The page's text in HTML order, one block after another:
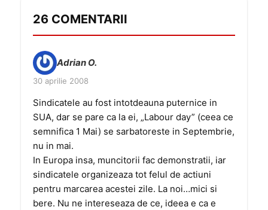
26 COMENTARII
Adrian O.
30 aprilie 2008
Sindicatele au fost intotdeauna puternice in
SUA, dar se pare ca la ei, „Labour day” (ceea ce
semnifica 1 Mai) se sarbatoreste in Septembrie,
nu in mai.
In Europa insa, muncitorii fac demonstratii, iar
sindicatele organizeaza tot felul de actiuni
pentru marcarea acestei zile. La noi…mici si
bere. Nu ne intereseaza de ce, ideea e ca e